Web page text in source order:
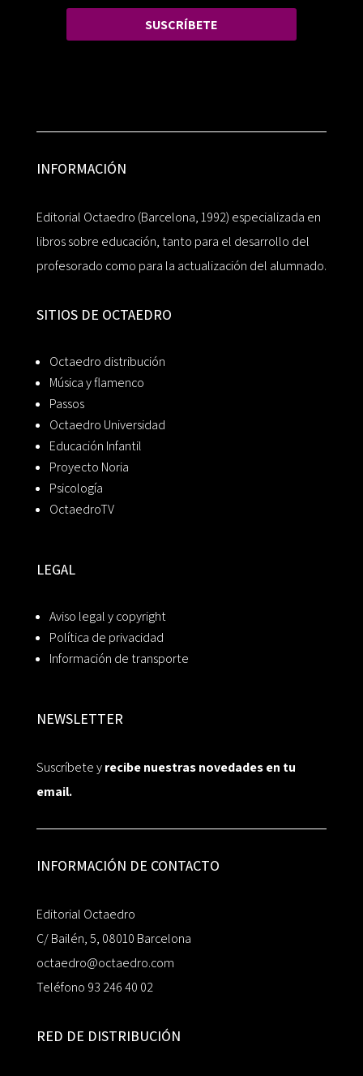
SUSCRÍBETE
INFORMACIÓN
Editorial Octaedro (Barcelona, 1992) especializada en
libros sobre educación, tanto para el desarrollo del
profesorado como para la actualización del alumnado.
SITIOS DE OCTAEDRO
Octaedro distribución
Música y flamenco
Passos
Octaedro Universidad
Educación Infantil
Proyecto Noria
Psicología
OctaedroTV
LEGAL
Aviso legal y copyright
Política de privacidad
Información de transporte
NEWSLETTER
Suscríbete yrecibe nuestras novedades en tu
email.
INFORMACIÓN DE CONTACTO
Editorial Octaedro
C/ Bailén, 5, 08010 Barcelona
octaedro@octaedro.com
Teléfono 93 246 40 02
RED DE DISTRIBUCIÓN